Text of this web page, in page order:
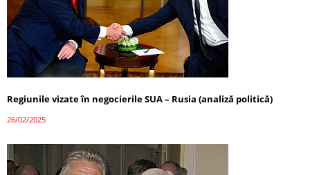
Regiunile vizate în negocierile SUA – Rusia (analiză politică)
26/02/2025